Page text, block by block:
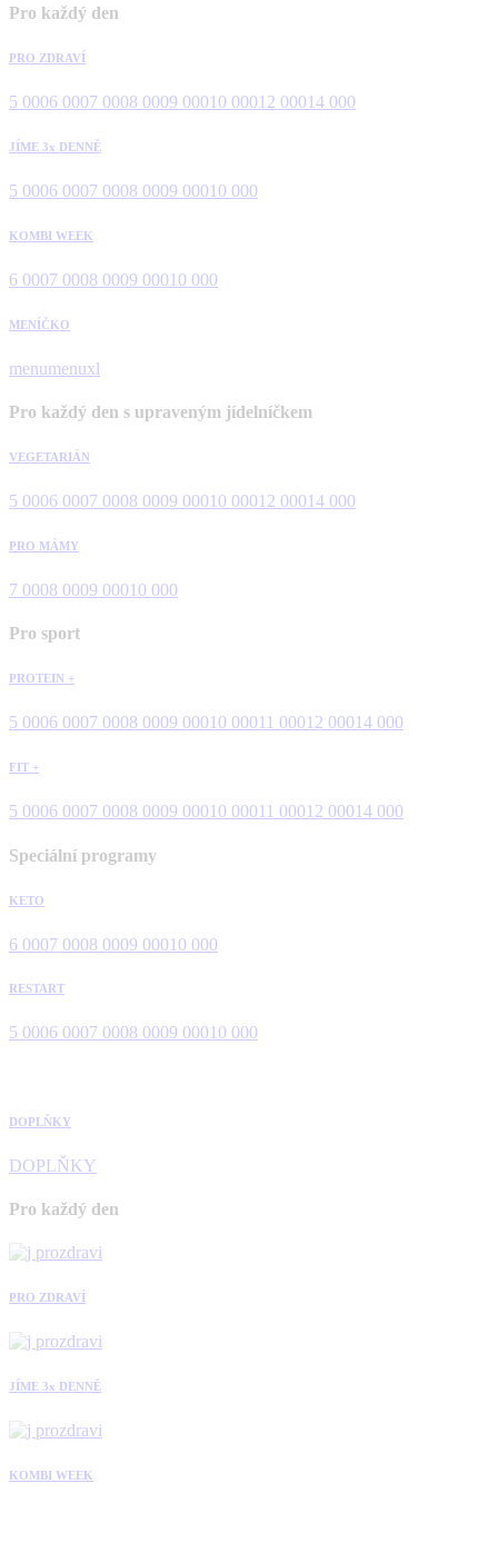
Pro každý den
PRO ZDRAVÍ
5 0006 0007 0008 0009 00010 00012 00014 000
JÍME 3x DENNĚ
5 0006 0007 0008 0009 00010 000
KOMBI WEEK
6 0007 0008 0009 00010 000
MENÍČKO
menumenuxl
Pro každý den s upraveným jídelníčkem
VEGETARIÁN
5 0006 0007 0008 0009 00010 00012 00014 000
PRO MÁMY
7 0008 0009 00010 000
Pro sport
PROTEIN +
5 0006 0007 0008 0009 00010 00011 00012 00014 000
FIT +
5 0006 0007 0008 0009 00010 00011 00012 00014 000
Speciální programy
KETO
6 0007 0008 0009 00010 000
RESTART
5 0006 0007 0008 0009 00010 000
DOPLŇKY
DOPLŇKY
Pro každý den
PRO ZDRAVÍ
JÍME 3x DENNĚ
KOMBI WEEK